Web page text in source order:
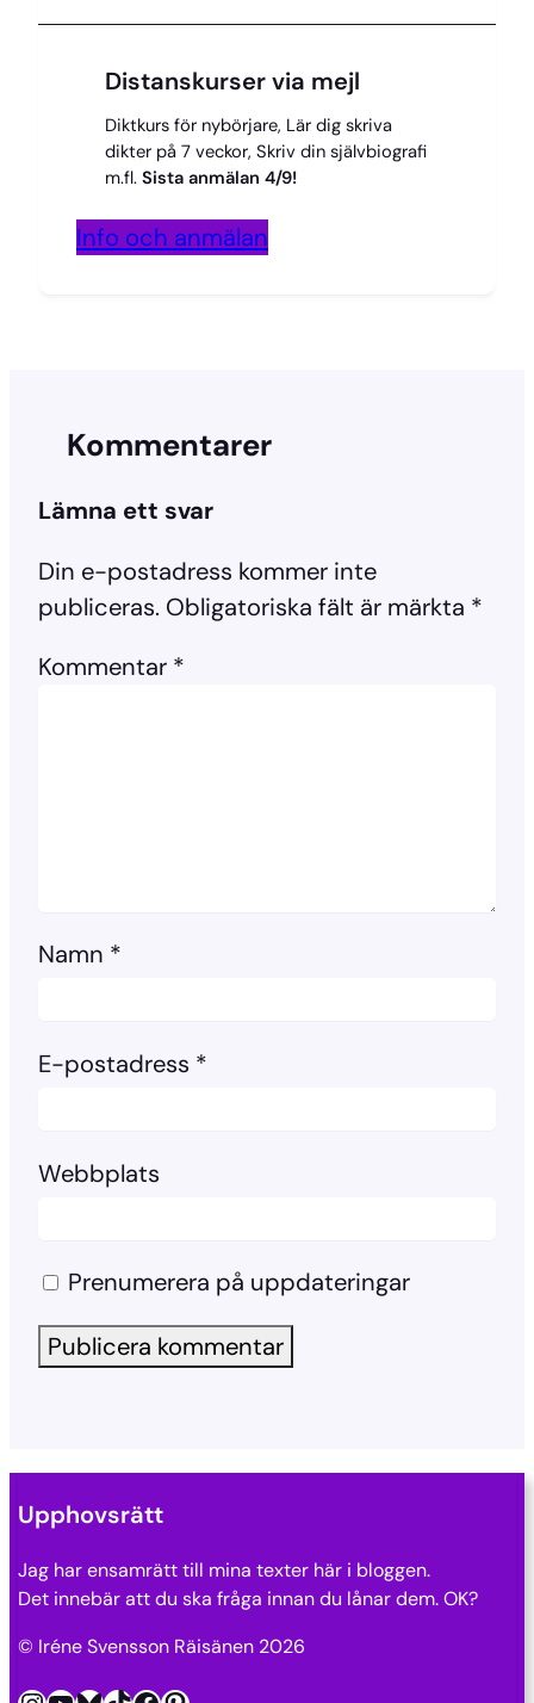
Distanskurser via mejl
Diktkurs för nybörjare, Lär dig skriva
dikter på 7 veckor, Skriv din självbiografi
m.fl. Sista anmälan 4/9!
Info och anmälan
Kommentarer
Lämna ett svar
Din e-postadress kommer inte
publiceras. Obligatoriska fält är märkta *
Kommentar *
Namn *
E-postadress *
Webbplats
Prenumerera på uppdateringar
Upphovsrätt
Jag har ensamrätt till mina texter här i bloggen.
Det innebär att du ska fråga innan du lånar dem. OK?
© Iréne Svensson Räisänen 2026